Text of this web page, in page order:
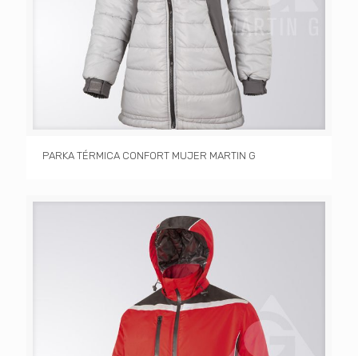
PARKA TÉRMICA CONFORT MUJER MARTIN G